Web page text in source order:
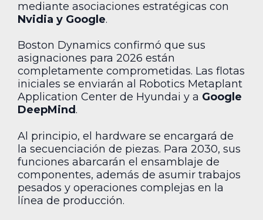
mediante asociaciones estratégicas con
Nvidia y Google.
Boston Dynamics confirmó que sus
asignaciones para 2026 están
completamente comprometidas. Las flotas
iniciales se enviarán al Robotics Metaplant
Application Center de Hyundai y a Google
DeepMind.
Al principio, el hardware se encargará de
la secuenciación de piezas. Para 2030, sus
funciones abarcarán el ensamblaje de
componentes, además de asumir trabajos
pesados y operaciones complejas en la
línea de producción.